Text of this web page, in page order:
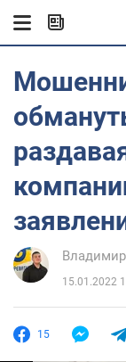
15.01.2022
15